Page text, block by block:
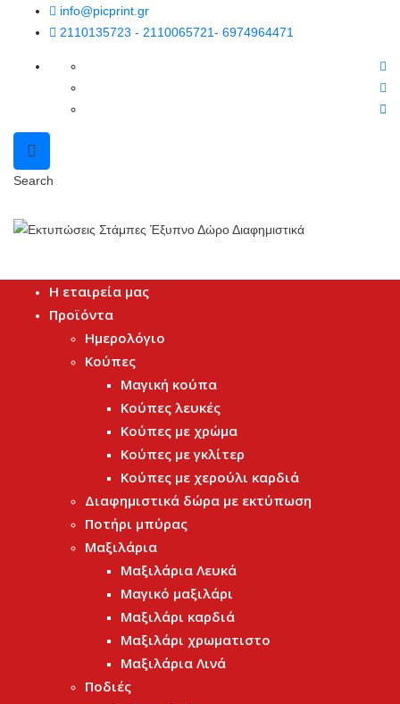
info@picprint.gr
2110135723 - 2110065721- 6974964471
Search
Η εταιρεία μας
Προϊόντα
Ημερολόγιο
Κούπες
Μαγική κούπα
Κούπες λευκές
Κούπες με χρώμα
Κούπες με γκλίτερ
Κούπες με χερούλι καρδιά
Διαφημιστικά δώρα με εκτύπωση
Ποτήρι μπύρας
Μαξιλάρια
Μαξιλάρια Λευκά
Μαγικό μαξιλάρι
Μαξιλάρι καρδιά
Μαξιλάρι χρωματιστο
Μαξιλάρια Λινά
Ποδιές